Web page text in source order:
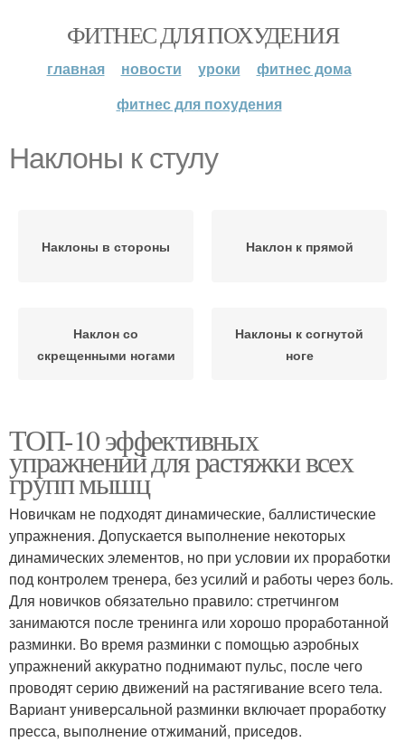
ФИТНЕС ДЛЯ ПОХУДЕНИЯ
главная новости уроки
фитнес дома
фитнес для похудения
Наклоны к стулу
Наклоны в стороны Наклон к прямой
Наклон со
скрещенными ногами
Наклоны к согнутой
ноге
ТОП-10 эффективных
упражнений для растяжки всех
групп мышц
Новичкам не подходят динамические, баллистические
упражнения. Допускается выполнение некоторых
динамических элементов, но при условии их проработки
под контролем тренера, без усилий и работы через боль.
Для новичков обязательно правило: стретчингом
занимаются после тренинга или хорошо проработанной
разминки. Во время разминки с помощью аэробных
упражнений аккуратно поднимают пульс, после чего
проводят серию движений на растягивание всего тела.
Вариант универсальной разминки включает проработку
пресса, выполнение отжиманий, приседов.